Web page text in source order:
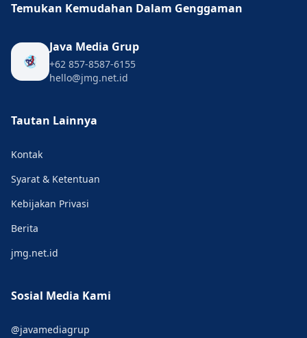
Temukan Kemudahan Dalam Genggaman
Java Media Grup
+62 857-8587-6155
hello@jmg.net.id
Tautan Lainnya
Kontak
Syarat & Ketentuan
Kebijakan Privasi
Berita
jmg.net.id
Sosial Media Kami
@javamediagrup